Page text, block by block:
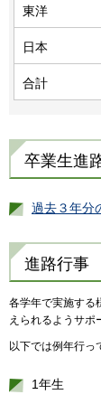
東洋
日本
合計
卒業生進
過去３年分
進路行事
各学年で実施する
えられるようサポ
以下では例年行っ
1年生